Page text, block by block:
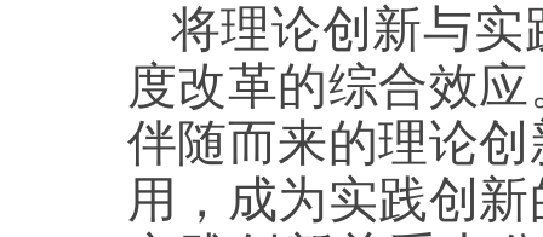
将理论创新与
度改革的综合效
伴随而来的理论
用，成为实践创